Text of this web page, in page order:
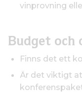
vinprovning
Budget och
Finns det ett
Är det viktigt